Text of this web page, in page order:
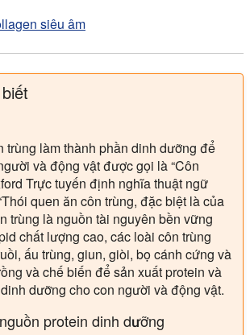
siêu âm
trùng làm thành phần dinh dưỡng để
và động vật được gọi là “Côn
Trực tuyến định nghĩa thuật ngữ
quen ăn côn trùng, đặc biệt là của
trùng là nguồn tài nguyên bền vững
chất lượng cao, các loài côn trùng
ấu trùng, giun, giòi, bọ cánh cứng và
và chế biến để sản xuất protein và
dưỡng cho con người và động vật.
protein dinh dưỡng